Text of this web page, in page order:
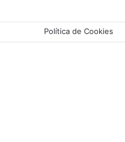
Política de Cookies